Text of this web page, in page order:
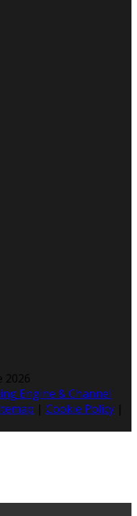
2026
Engine & Channel
| Cookie Policy |